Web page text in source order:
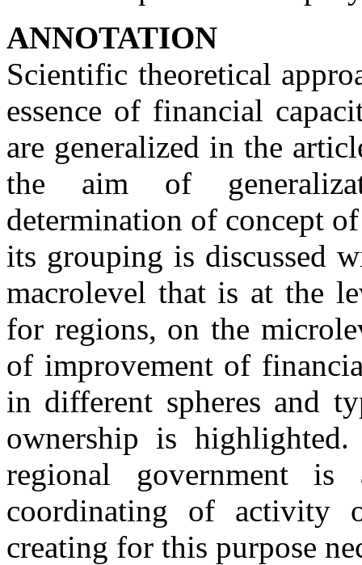
ANNOTATION
Scientific theoretical
essence of financial
are generalized in the
the aim of
determination of concept
its grouping is discussed
macrolevel that is at the
for regions, on the
of improvement of
in different spheres and
ownership is
regional government
coordinating of activity
creating for this purpose